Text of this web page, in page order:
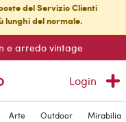
del Servizio Clienti
del normale.
e arredo vintage
Login
Arte Outdoor Mirabilia